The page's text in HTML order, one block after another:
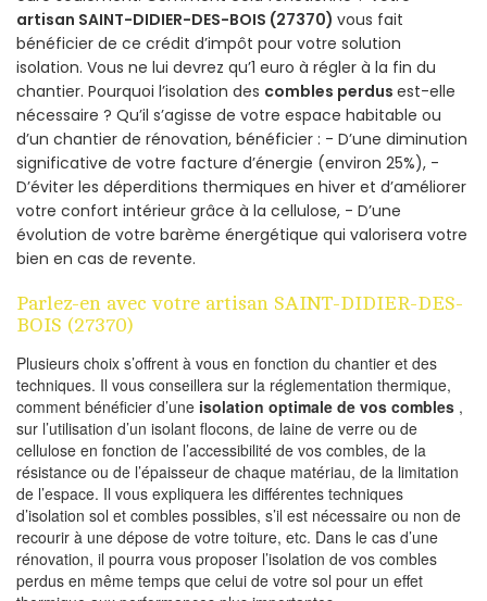
artisan SAINT-DIDIER-DES-BOIS (27370) vous fait
bénéficier de ce crédit d’impôt pour votre solution
isolation. Vous ne lui devrez qu’1 euro à régler à la fin du
chantier. Pourquoi l’isolation des combles perdus est-elle
nécessaire ? Qu’il s’agisse de votre espace habitable ou
d’un chantier de rénovation, bénéficier : - D’une diminution
significative de votre facture d’énergie (environ 25%), -
D’éviter les déperditions thermiques en hiver et d’améliorer
votre confort intérieur grâce à la cellulose, - D’une
évolution de votre barème énergétique qui valorisera votre
bien en cas de revente.
Parlez-en avec votre artisan SAINT-DIDIER-DES-
BOIS (27370)
Plusieurs choix s’offrent à vous en fonction du chantier et des
techniques. Il vous conseillera sur la réglementation thermique,
comment bénéficier d’une isolation optimale de vos combles ,
sur l’utilisation d’un isolant flocons, de laine de verre ou de
cellulose en fonction de l’accessibilité de vos combles, de la
résistance ou de l’épaisseur de chaque matériau, de la limitation
de l’espace. Il vous expliquera les différentes techniques
d’isolation sol et combles possibles, s’il est nécessaire ou non de
recourir à une dépose de votre toiture, etc. Dans le cas d’une
rénovation, il pourra vous proposer l’isolation de vos combles
perdus en même temps que celui de votre sol pour un effet